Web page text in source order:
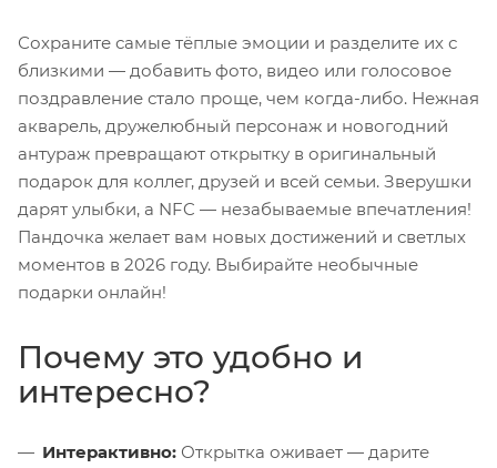
Сохраните самые тёплые эмоции и разделите их с
близкими — добавить фото, видео или голосовое
поздравление стало проще, чем когда-либо. Нежная
акварель, дружелюбный персонаж и новогодний
антураж превращают открытку в оригинальный
подарок для коллег, друзей и всей семьи. Зверушки
дарят улыбки, а NFC — незабываемые впечатления!
Пандочка желает вам новых достижений и светлых
моментов в 2026 году. Выбирайте необычные
подарки онлайн!
Почему это удобно и
интересно?
Интерактивно: Открытка оживает — дарите